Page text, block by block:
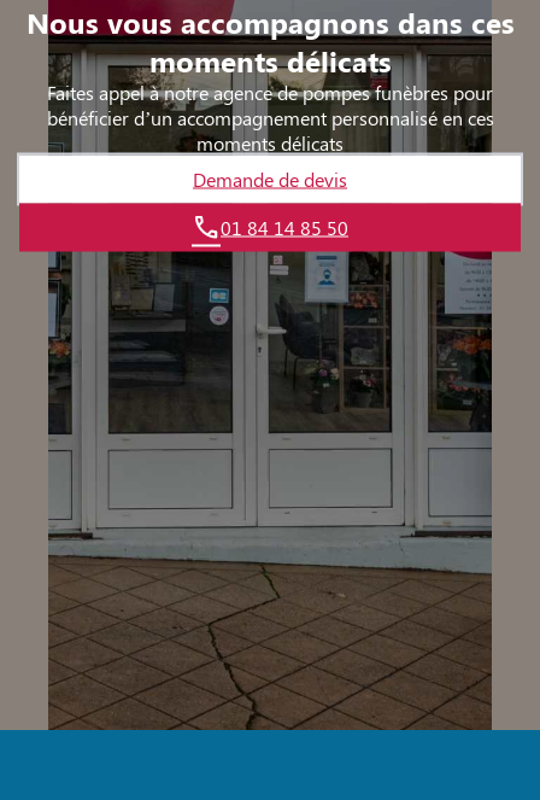
Nous vous accompagnons dans ces
moments délicats
Faites appel à notre agence de pompes funèbres pour
bénéficier d’un accompagnement personnalisé en ces
moments délicats
Demande de devis
01 84 14 85 50